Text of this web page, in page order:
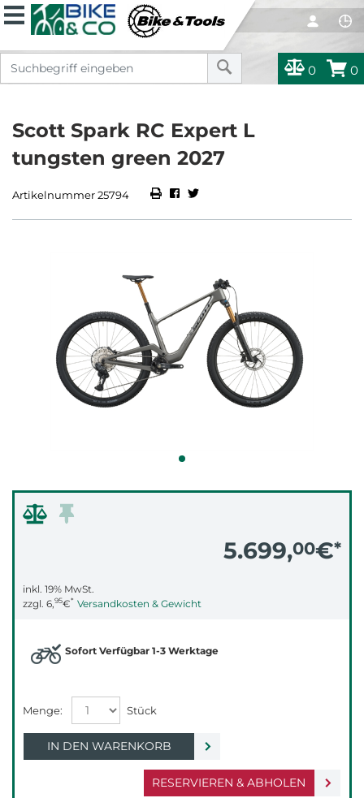
0 0
Scott Spark RC Expert L
tungsten green 2027
Artikelnummer 25794
5.699,00€*
inkl. 19% MwSt.
zzgl. 6,95€* Versandkosten & Gewicht
RESERVIEREN & ABHOLEN
Sofort Verfügbar 1-3 Werktage
IN DEN WARENKORB